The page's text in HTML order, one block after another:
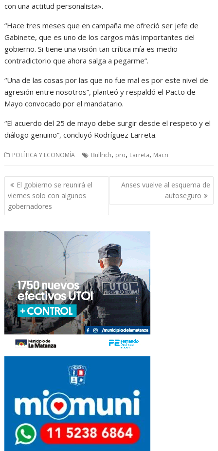
con una actitud personalista».
“Hace tres meses que en campaña me ofreció ser jefe de
Gabinete, que es uno de los cargos más importantes del
gobierno. Si tiene una visión tan crítica mía es medio
contradictorio que ahora salga a pegarme”.
“Una de las cosas por las que no fue mal es por este nivel de
agresión entre nosotros”, planteó y respaldó el Pacto de
Mayo convocado por el mandatario.
“El acuerdo del 25 de mayo debe surgir desde el respeto y el
diálogo genuino”, concluyó Rodríguez Larreta.
POLÍTICA Y ECONOMÍA Bullrich, pro, Larreta, Macri
Navegación
de
entradas
El gobierno se reunirá el
viernes solo con algunos
gobernadores
Anses vuelve al esquema de
autoseguro